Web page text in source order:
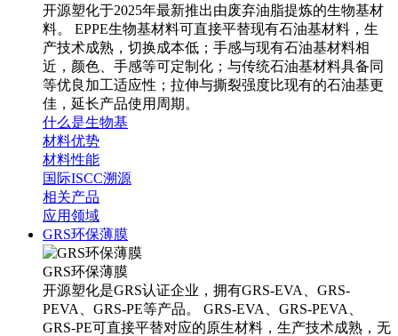
开源塑化于2025年最新推出由废弃油脂提炼的生物基材
料。 EPPE生物基材料可直接平替现有石油基材料，生
产技术成熟，切换成本低；手感与现有石油基材料相
近，颜色、手感等可定制化；与传统石油基材料具备同
等优良加工适应性；拉伸与撕裂强度比现有的石油基更
佳，延长产品使用周期。
什么是生物基
材料优势
材料性能
国际ISCC溯源
相关产品
应用领域
GRS环保薄膜
GRS环保薄膜
开源塑化是GRS认证企业，拥有GRS-EVA、GRS-
PEVA、GRS-PE等产品。 GRS-EVA、GRS-PEVA、
GRS-PE可直接平替对应的原生材料，生产技术成熟，无